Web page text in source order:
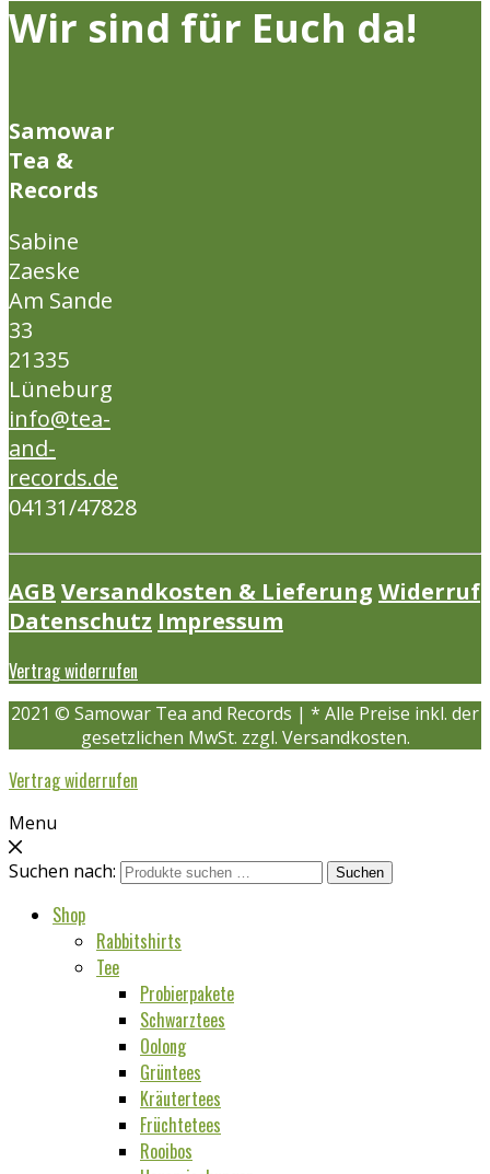
Wir sind für Euch da!
Samowar
Tea &
Records
Sabine
Zaeske
Am Sande
33
21335
Lüneburg
info@tea-
and-
records.de
04131/47828
AGB Versandkosten & Lieferung Widerruf
Datenschutz Impressum
Vertrag widerrufen
2021 © Samowar Tea and Records | * Alle Preise inkl. der
gesetzlichen MwSt. zzgl. Versandkosten.
Vertrag widerrufen
Menu
Suchen nach:
Suchen
Shop
Rabbitshirts
Tee
Probierpakete
Schwarztees
Oolong
Grüntees
Kräutertees
Früchtetees
Rooibos